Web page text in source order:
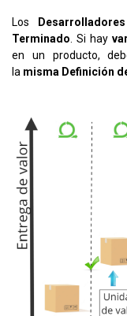
Los Desarrolladores
Terminado . Si hay
en un producto,
la misma Definición